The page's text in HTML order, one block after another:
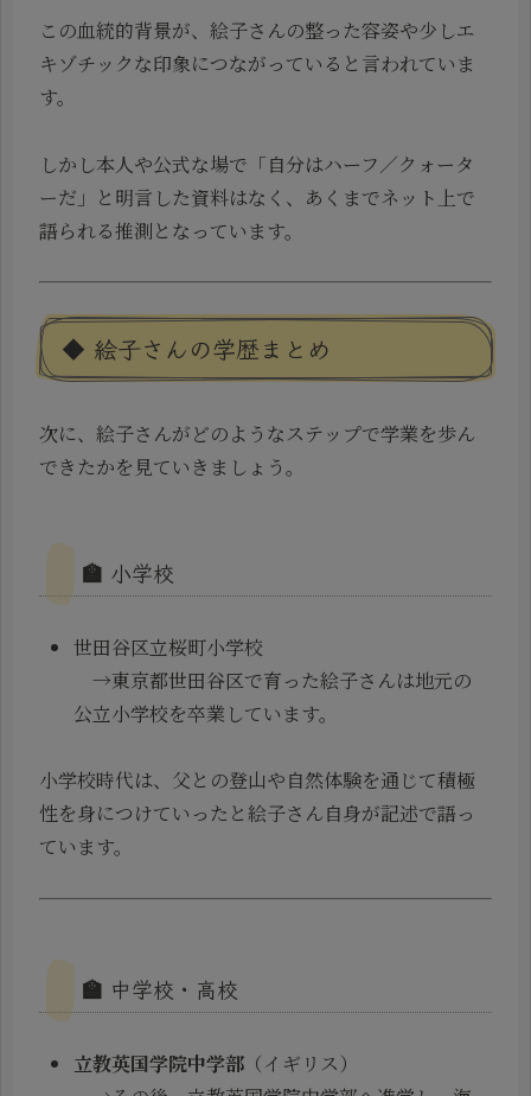
この血統的背景が、絵子さんの整った容姿や少しエ
キゾチックな印象につながっていると言われていま
す。
しかし本人や公式な場で「自分はハーフ／クォータ
ーだ」と明言した資料はなく、あくまでネット上で
語られる推測となっています。
◆ 絵子さんの学歴まとめ
次に、絵子さんがどのようなステップで学業を歩ん
できたかを見ていきましょう。
🏫 小学校
世田谷区立桜町小学校
→東京都世田谷区で育った絵子さんは地元の
公立小学校を卒業しています。
小学校時代は、父との登山や自然体験を通じて積極
性を身につけていったと絵子さん自身が記述で語っ
ています。
🏫 中学校・高校
立教英国学院中学部 （イギリス）